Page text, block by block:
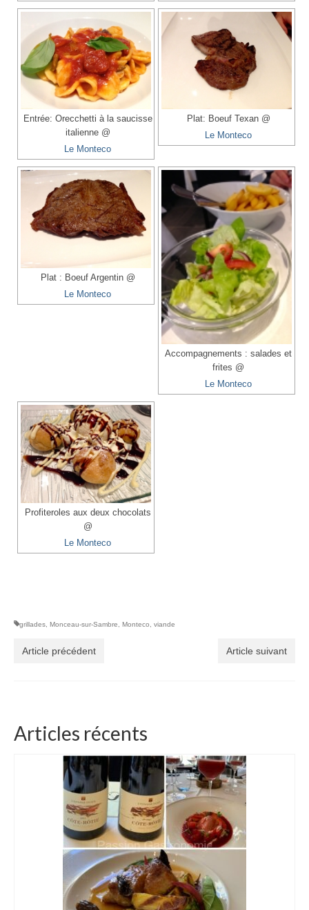
Entrée: Orecchetti à la saucisse
italienne @
Le Monteco
Plat: Boeuf Texan @
Le Monteco
Plat : Boeuf Argentin @
Le Monteco
Accompagnements : salades et
frites @
Le Monteco
Profiteroles aux deux chocolats
@
Le Monteco
grillades, Monceau-sur-Sambre, Monteco, viande
Article précédent Article suivant
Articles récents